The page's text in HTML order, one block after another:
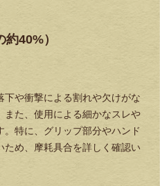
40%）
や衝撃による割れや欠けがな
また、使用による細かなスレや
特に、グリップ部分やハンド
ため、摩耗具合を詳しく確認い